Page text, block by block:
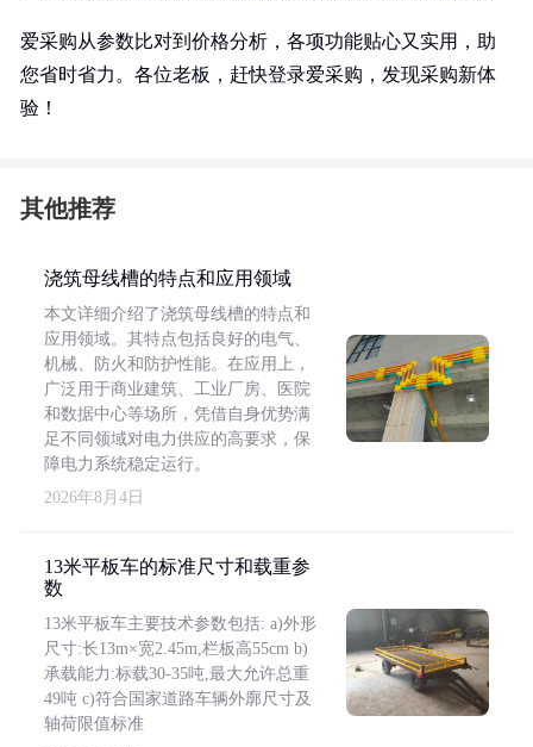
爱采购从参数比对到价格分析，各项功能贴心又实用，助
您省时省力。各位老板，赶快登录爱采购，发现采购新体
验！
其他推荐
浇筑母线槽的特点和应用领域
本文详细介绍了浇筑母线槽的特点和
应用领域。其特点包括良好的电气、
机械、防火和防护性能。在应用上，
广泛用于商业建筑、工业厂房、医院
和数据中心等场所，凭借自身优势满
足不同领域对电力供应的高要求，保
障电力系统稳定运行。
2026年8月4日
13米平板车的标准尺寸和载重参
数
13米平板车主要技术参数包括: a)外形
尺寸:长13m×宽2.45m,栏板高55cm b)
承载能力:标载30-35吨,最大允许总重
49吨 c)符合国家道路车辆外廓尺寸及
轴荷限值标准